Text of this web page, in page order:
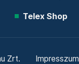
Telex Shop
Zrt. Impresszum